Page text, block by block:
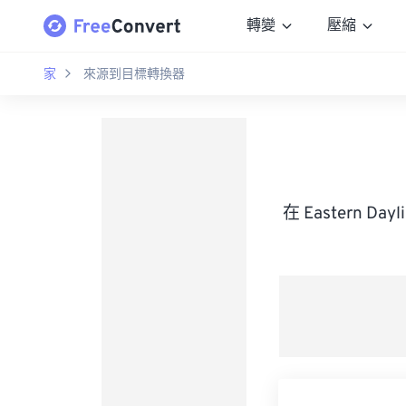
轉變 壓縮
家 來源到目標轉換器
在 Eastern